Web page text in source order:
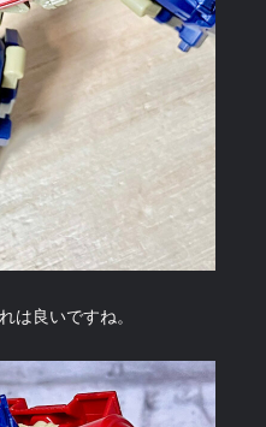
は良いですね。